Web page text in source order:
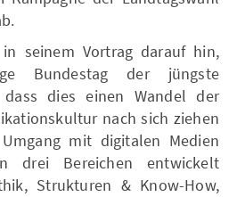
seinem Vortrag darauf hin,
Bundestag der jüngste
dies einen Wandel der
nach sich ziehen
mit digitalen Medien
drei Bereichen entwickelt
Strukturen & Know-How,